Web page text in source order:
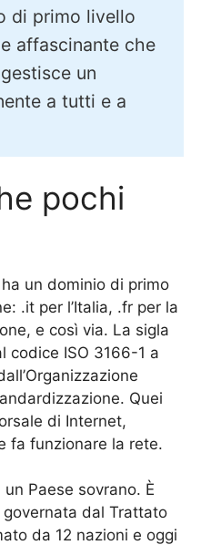
di primo livello
affascinante che
un
a tutti e a
pochi
un dominio di primo
.it per l’Italia, .fr per la
e così via. La sigla
codice ISO 3166-1 a
Quei
di Internet,
fa funzionare la rete.
Paese sovrano. È
dal Trattato
da 12 nazioni e oggi